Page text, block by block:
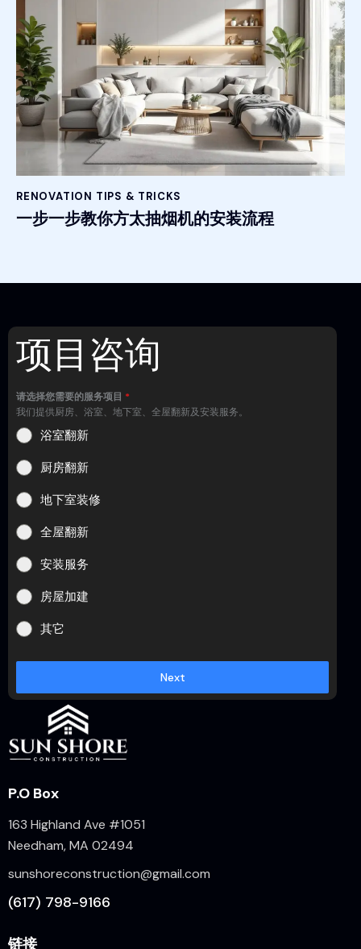
RENOVATION TIPS & TRICKS
一步一步教你方太抽烟机的安装流程
项目咨询
请选择您需要的服务项目 *
我们提供厨房、浴室、地下室、全屋翻新及安装服务。
浴室翻新
厨房翻新
地下室装修
全屋翻新
安装服务
房屋加建
其它
Next
P.O Box
163 Highland Ave #1051
Needham, MA 02494
sunshoreconstruction@gmail.com
(617) 798-9166
链接